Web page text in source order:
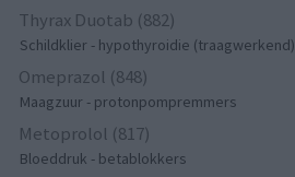
Thyrax Duotab (882)
Schildklier - hypothyroidie (traagwerkend)
Omeprazol (848)
Maagzuur - protonpompremmers
Metoprolol (817)
Bloeddruk - betablokkers